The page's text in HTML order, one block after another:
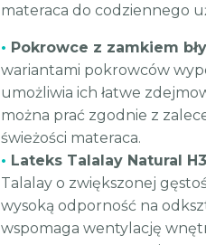
materaca do codziennego
• Pokrowce z zamkiem
wariantami pokrowców
umożliwia ich łatwe
można prać zgodnie z
świeżości materaca.
• Lateks Talalay Natural
Talalay o zwiększonej
wysoką odporność na
wspomaga wentylację